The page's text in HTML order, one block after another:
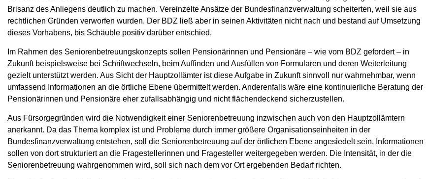
Brisanz des Anliegens deutlich zu machen. Vereinzelte Ansätze der Bundesfinanzverwaltung scheiterten, weil sie aus
rechtlichen Gründen verworfen wurden. Der BDZ ließ aber in seinen Aktivitäten nicht nach und bestand auf Umsetzung
dieses Vorhabens, bis Schäuble positiv darüber entschied.
Im Rahmen des Seniorenbetreuungskonzepts sollen Pensionärinnen und Pensionäre – wie vom BDZ gefordert – in
Zukunft beispielsweise bei Schriftwechseln, beim Auffinden und Ausfüllen von Formularen und deren Weiterleitung
gezielt unterstützt werden. Aus Sicht der Hauptzollämter ist diese Aufgabe in Zukunft sinnvoll nur wahrnehmbar, wenn
umfassend Informationen an die örtliche Ebene übermittelt werden. Anderenfalls wäre eine kontinuierliche Beratung der
Pensionärinnen und Pensionäre eher zufallsabhängig und nicht flächendeckend sicherzustellen.
Aus Fürsorgegründen wird die Notwendigkeit einer Seniorenbetreuung inzwischen auch von den Hauptzollämtern
anerkannt. Da das Thema komplex ist und Probleme durch immer größere Organisationseinheiten in der
Bundesfinanzverwaltung entstehen, soll die Seniorenbetreuung auf der örtlichen Ebene angesiedelt sein. Informationen
sollen von dort strukturiert an die Fragestellerinnen und Fragesteller weitergegeben werden. Die Intensität, in der die
Seniorenbetreuung wahrgenommen wird, soll sich nach dem vor Ort ergebenden Bedarf richten.